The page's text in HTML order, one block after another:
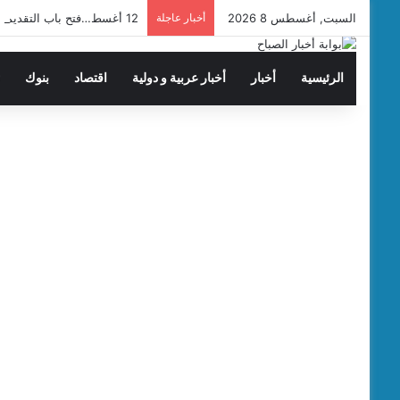
السبت, أغسطس 8 2026 أخبار عاجلة 12 أغسط…فتح باب التقديم لحج القرعة
الرئيسية أخبار أخبار عربية و دولية اقتصاد بنوك